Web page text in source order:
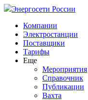
Энергосети России
Компании
Электростанции
Поставщики
Тарифы
Еще
Мероприятия
Справочник
Публикации
Вахта